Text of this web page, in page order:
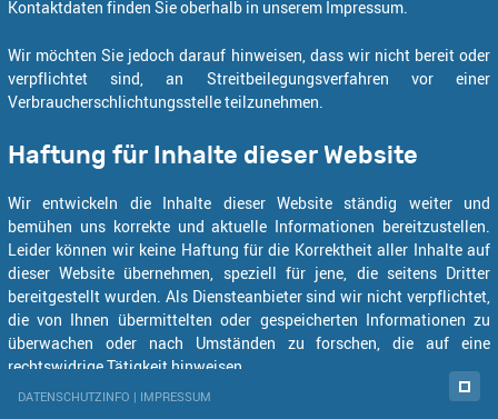
DATENSCHUTZINFO | IMPRESSUM
Kontaktdaten finden Sie oberhalb in unserem Impressum.
Wir möchten Sie jedoch darauf hinweisen, dass wir nicht bereit oder
verpflichtet sind, an Streitbeilegungsverfahren vor einer
Verbraucherschlichtungsstelle teilzunehmen.
Haftung für Inhalte dieser Website
Wir entwickeln die Inhalte dieser Website ständig weiter und
bemühen uns korrekte und aktuelle Informationen bereitzustellen.
Leider können wir keine Haftung für die Korrektheit aller Inhalte auf
dieser Website übernehmen, speziell für jene, die seitens Dritter
bereitgestellt wurden. Als Diensteanbieter sind wir nicht verpflichtet,
die von Ihnen übermittelten oder gespeicherten Informationen zu
überwachen oder nach Umständen zu forschen, die auf eine
rechtswidrige Tätigkeit hinweisen.